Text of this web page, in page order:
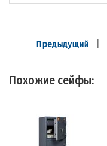
Предыдущий|
Похожие сейфы: